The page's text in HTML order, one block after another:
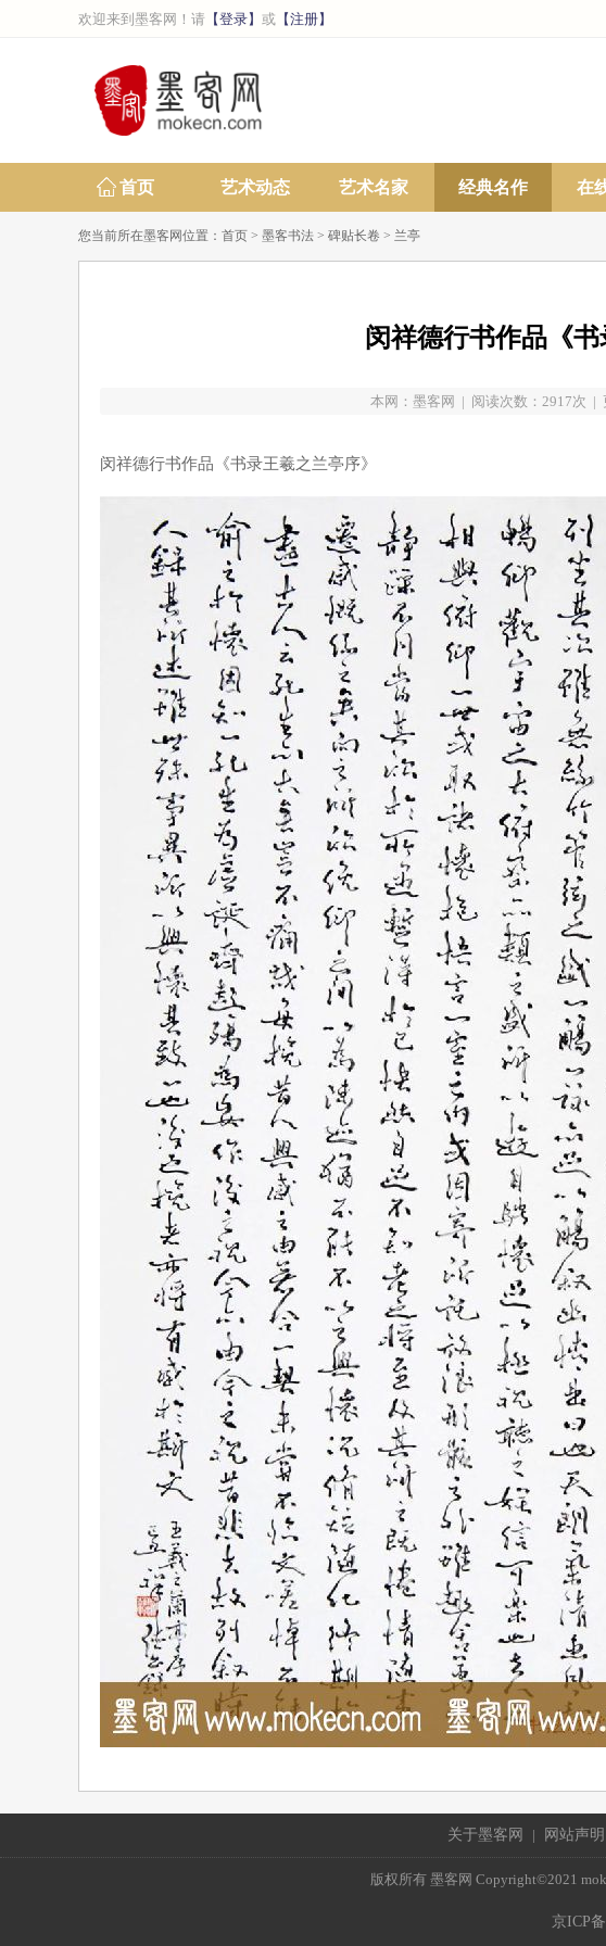
欢迎来到墨客网！请 【登录】 或 【注册】
首页 艺术动态 艺术名家 经典名作 在
您当前所在墨客网位置： 首页 > 墨客书法 > 碑贴长卷 > 兰亭
闵祥德行书作品《书
本网：墨客网 | 阅读次数：2917次 |
闵祥德行书作品《书录王羲之兰亭序》
关于墨客网 | 网站声明
版权所有 墨客网 Copyright©2021
京ICP